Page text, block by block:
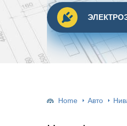
Home Авто